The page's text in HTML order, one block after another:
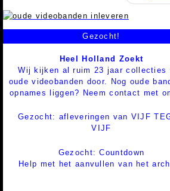
Gezocht!
Heel Holland Zoekt
Wij kijken al ruim 23 jaar collecties
oude videobanden door. Nog oude
opnames liggen? Neem contact met
Gezocht: afleveringen van VIJF
VIJF
Gezocht: Countdown
Help met het aanvullen van het